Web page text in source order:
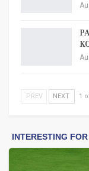
PREV NEXT 1